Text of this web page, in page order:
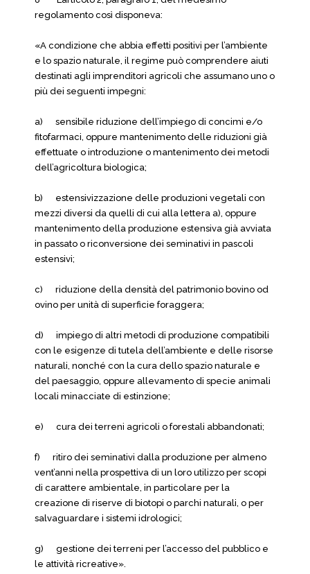
regolamento così disponeva:
«A condizione che abbia effetti positivi per l’ambiente
e lo spazio naturale, il regime può comprendere aiuti
destinati agli imprenditori agricoli che assumano uno o
più dei seguenti impegni:
a) sensibile riduzione dell’impiego di concimi e/o
fitofarmaci, oppure mantenimento delle riduzioni già
effettuate o introduzione o mantenimento dei metodi
dell’agricoltura biologica;
b) estensivizzazione delle produzioni vegetali con
mezzi diversi da quelli di cui alla lettera a), oppure
mantenimento della produzione estensiva già avviata
in passato o riconversione dei seminativi in pascoli
estensivi;
c) riduzione della densità del patrimonio bovino od
ovino per unità di superficie foraggera;
d) impiego di altri metodi di produzione compatibili
con le esigenze di tutela dell’ambiente e delle risorse
naturali, nonché con la cura dello spazio naturale e
del paesaggio, oppure allevamento di specie animali
locali minacciate di estinzione;
e) cura dei terreni agricoli o forestali abbandonati;
f) ritiro dei seminativi dalla produzione per almeno
vent’anni nella prospettiva di un loro utilizzo per scopi
di carattere ambientale, in particolare per la
creazione di riserve di biotopi o parchi naturali, o per
salvaguardare i sistemi idrologici;
g) gestione dei terreni per l’accesso del pubblico e
le attività ricreative».